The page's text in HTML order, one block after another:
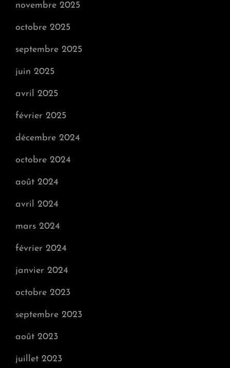
novembre 2025
octobre 2025
septembre 2025
juin 2025
avril 2025
février 2025
décembre 2024
octobre 2024
août 2024
avril 2024
mars 2024
février 2024
janvier 2024
octobre 2023
septembre 2023
août 2023
juillet 2023